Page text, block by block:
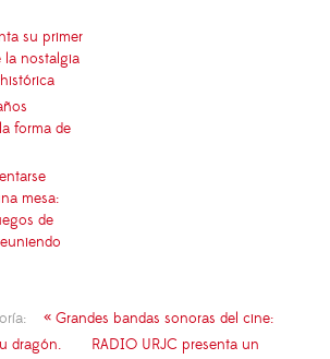
su primer
la nostalgia
forma de
mesa:
de
« Grandes bandas sonoras del cine:
dragón.
RADIO URJC presenta un